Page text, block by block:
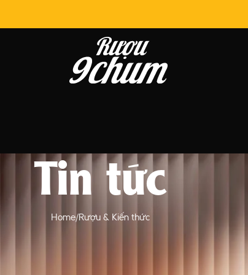
Tin tức
Home Rượu & Kiến thức